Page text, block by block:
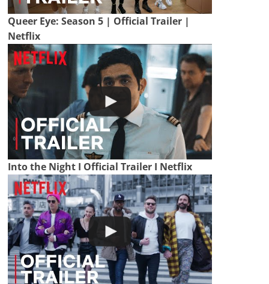
Queer Eye: Season 5 | Official Trailer |
Netflix
Into the Night I Official Trailer I Netflix